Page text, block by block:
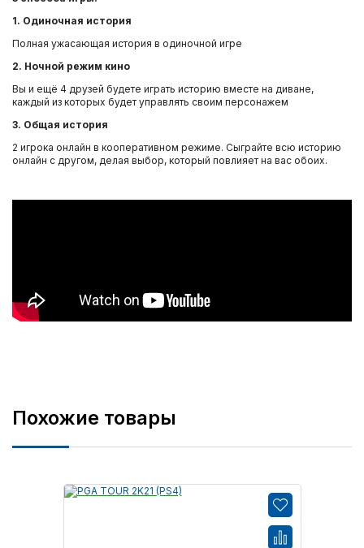
1. Одиночная история
Полная ужасающая история в одиночной игре
2. Ночной режим кино
Вы и ещё 4 друзей будете играть историю вместе на диване,
каждый из которых будет управлять своим персонажем
3. Общая история
2 игрока онлайн в кооперативном режиме. Сыграйте всю историю
онлайн с другом, делая выбор, который повлияет на вас обоих.
Похожие товары